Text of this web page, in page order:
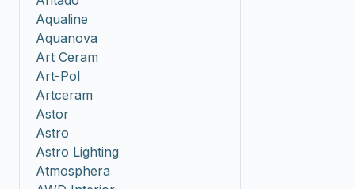
Aqualine
Aquanova
Art Ceram
Art-Pol
Artceram
Astor
Astro
Astro Lighting
Atmosphera